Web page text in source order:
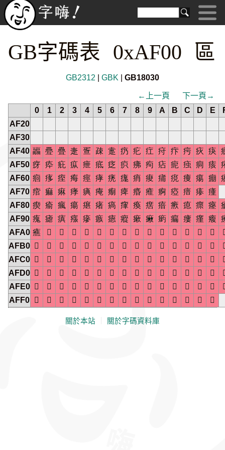
GB字碼表 0xAF00 區
GB2312 GBK GB18030
←上一頁
下一頁→
0
1 2 3 4 5 6 7 8 9 A B C D E
AF20
AF30
AF40 疈 疉 疊 疌 疍 疎 疐 疓 疕 疘 疛 疜 疞 疢 疦
AF50 疨 疩 疪 疭 疶 疷 疺 疻 疿 痀 痁 痆 痋 痌 痎
AF60 痐 痑 痓 痗 痙 痚 痜 痝 痟 痠 痡 痥 痩 痬 痭
AF70 痯 痲 痳 痵 痶 痷 痸 痺 痻 痽 痾 瘂 瘄 瘆 瘇
AF80 瘈 瘉 瘋 瘍 瘎 瘏 瘑 瘒 瘓 瘔 瘖 瘚 瘜 瘝 瘞
AF90 瘣 瘧 瘨 瘬 瘮 瘯 瘱 瘲 瘶 瘷 瘹 瘺 瘻 瘽 癁
AFA0 癄              
AFB0               
AFC0               
AFD0               
AFE0
              
AFF0
              
關於本站 關於字碼資料庫